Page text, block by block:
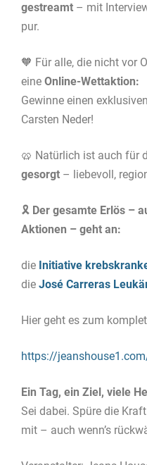
gestreamt – mit
pur.
🧡 Für alle, die nicht vor
eine Online-Wettaktion:
Gewinne einen
Carsten Neder!
🥨 Natürlich ist auch für
gesorgt – liebevoll,
🎗️ Der gesamte Erlös –
Aktionen – geht an:
die Initiative
die José Carreras
Hier geht es zum
https://
Ein Tag, ein Ziel, viele
Sei dabei. Spüre die
mit – auch wenn’s